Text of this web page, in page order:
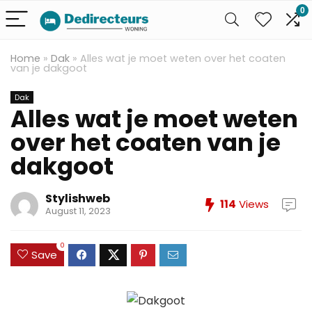
0
Home » Dak » Alles wat je moet weten over het coaten
van je dakgoot
Dak
Alles wat je moet weten
over het coaten van je
dakgoot
Stylishweb
August 11, 2023 114 Views
Save
0